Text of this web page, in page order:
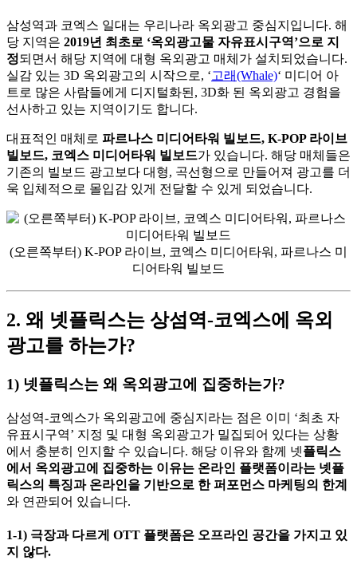
삼성역과 코엑스 일대는 우리나라 옥외광고 중심지입니다. 해
당 지역은 2019년 최초로 ‘옥외광고물 자유표시구역’으로 지
정되면서 해당 지역에 대형 옥외광고 매체가 설치되었습니다.
실감 있는 3D 옥외광고의 시작으로, ‘고래(Whale)‘ 미디어 아
트로 많은 사람들에게 디지털화된, 3D화 된 옥외광고 경험을
선사하고 있는 지역이기도 합니다.
대표적인 매체로 파르나스 미디어타워 빌보드, K-POP 라이브
빌보드, 코엑스 미디어타워 빌보드가 있습니다. 해당 매체들은
기존의 빌보드 광고보다 대형, 곡선형으로 만들어져 광고를 더
욱 입체적으로 몰입감 있게 전달할 수 있게 되었습니다.
(오른쪽부터) K-POP 라이브, 코엑스 미디어타워, 파르나스 미
디어타워 빌보드
2. 왜 넷플릭스는 상섬역-코엑스에 옥외
광고를 하는가?
1) 넷플릭스는 왜 옥외광고에 집중하는가?
삼성역-코엑스가 옥외광고에 중심지라는 점은 이미 ‘최초 자
유표시구역’ 지정 및 대형 옥외광고가 밀집되어 있다는 상황
에서 충분히 인지할 수 있습니다. 해당 이유와 함께 넷플릭스
에서 옥외광고에 집중하는 이유는 온라인 플랫폼이라는 넷플
릭스의 특징과 온라인을 기반으로 한 퍼포먼스 마케팅의 한계
와 연관되어 있습니다.
1-1) 극장과 다르게 OTT 플랫폼은 오프라인 공간을 가지고 있
지 않다.